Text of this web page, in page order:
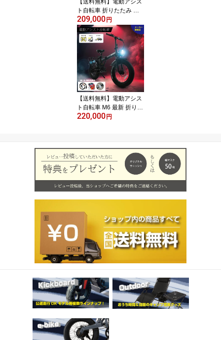
ト自転車 折りたたみ フ
ァットバイク ファットタ
イヤ バイクみたいな SHI
MANO 公道走行 ブラッ
ク 48V パワフル 20イン
チ 7段変速 おしゃれ スポ
ーツ アウトドア キャン
プ サスペンション 男性 1
年保証 パパ 販売終了 重
量感 車載 通勤 かっこい
い
209,000円
【送料無料】電動アシス
ト自転車 M6 最新 折りた
たみ ファットバイク フ
48V パワフル 20インチ 7
段変速 おしゃれ スポー
ツ アウトドア キャンプ
保証 パパ 車載 通勤 存在
220,000円